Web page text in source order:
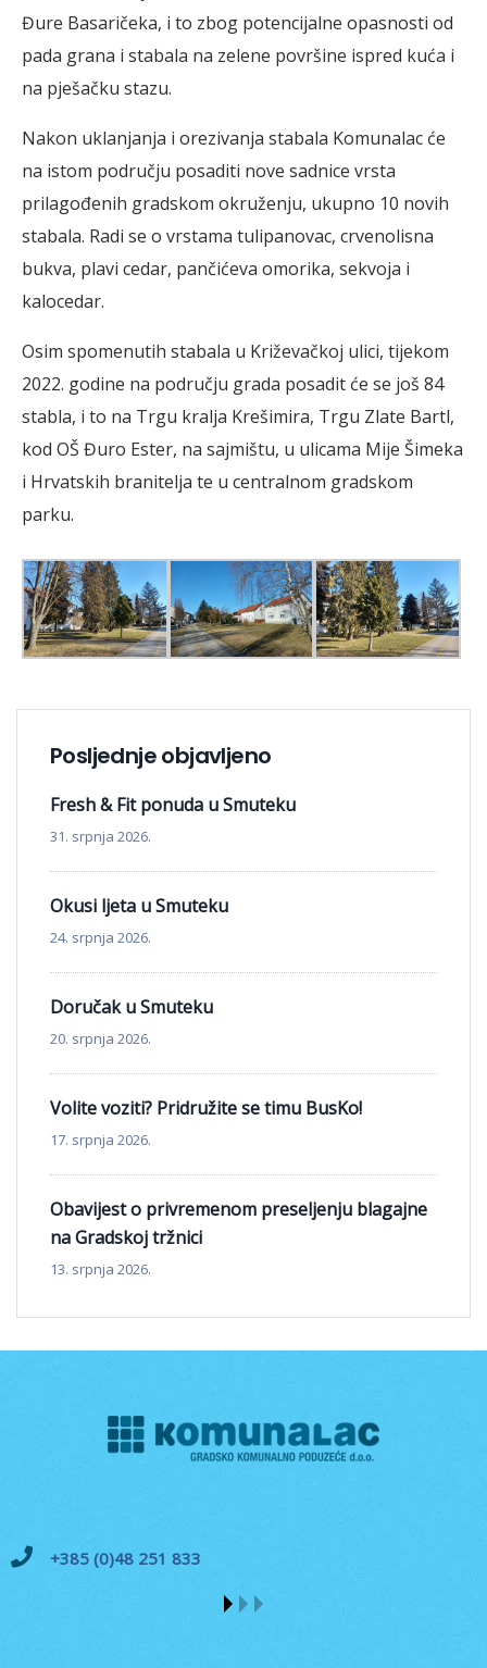
Đure Basaričeka, i to zbog potencijalne opasnosti od
pada grana i stabala na zelene površine ispred kuća i
na pješačku stazu.
Nakon uklanjanja i orezivanja stabala Komunalac će
na istom području posaditi nove sadnice vrsta
prilagođenih gradskom okruženju, ukupno 10 novih
stabala. Radi se o vrstama tulipanovac, crvenolisna
bukva, plavi cedar, pančićeva omorika, sekvoja i
kalocedar.
Osim spomenutih stabala u Križevačkoj ulici, tijekom
2022. godine na području grada posadit će se još 84
stabla, i to na Trgu kralja Krešimira, Trgu Zlate Bartl,
kod OŠ Đuro Ester, na sajmištu, u ulicama Mije Šimeka
i Hrvatskih branitelja te u centralnom gradskom
parku.
Posljednje objavljeno
Fresh & Fit ponuda u Smuteku
31. srpnja 2026.
Okusi ljeta u Smuteku
24. srpnja 2026.
Doručak u Smuteku
20. srpnja 2026.
Volite voziti? Pridružite se timu BusKo!
17. srpnja 2026.
Obavijest o privremenom preseljenju blagajne
na Gradskoj tržnici
13. srpnja 2026.
+385 (0)48 251 833